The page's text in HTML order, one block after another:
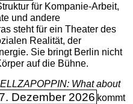
für Kompanie-Arbeit,
und andere
steht für ein Theater des
Realität, der
Sie bringt Berlin nicht
auf die Bühne.
What about
Dezember 2026 kommt